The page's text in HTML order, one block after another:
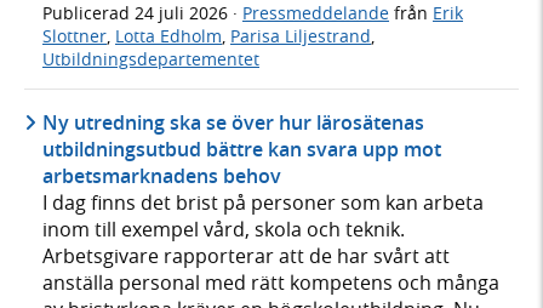
Publicerad 24 juli 2026 · Pressmeddelande från Erik
Slottner, Lotta Edholm, Parisa Liljestrand,
Utbildningsdepartementet
Ny utredning ska se över hur lärosätenas
utbildningsutbud bättre kan svara upp mot
arbetsmarknadens behov
I dag finns det brist på personer som kan arbeta
inom till exempel vård, skola och teknik.
Arbetsgivare rapporterar att de har svårt att
anställa personal med rätt kompetens och många